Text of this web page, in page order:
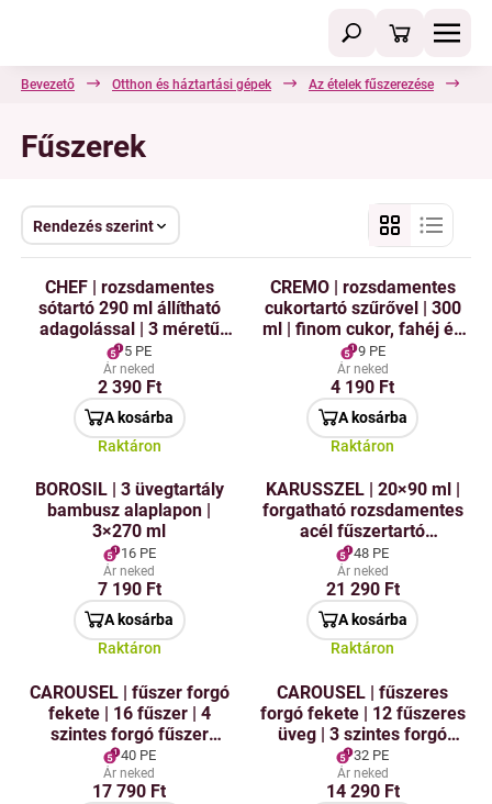
Bevezető Otthon és háztartási gépek Az ételek fűszerezése
Fűszerek
Rendezés szerint
CHEF | rozsdamentes
sótartó 290 ml állítható
adagolással | 3 méretű
nyílással
5 PE
Ár neked
2 390 Ft
A kosárba
Raktáron
CREMO | rozsdamentes
cukortartó szűrővel | 300
ml | finom cukor, fahéj és
kakaó szórásához
9 PE
Ár neked
4 190 Ft
A kosárba
Raktáron
BOROSIL | 3 üvegtartály
bambusz alaplapon |
3×270 ml
16 PE
Ár neked
7 190 Ft
A kosárba
Raktáron
KARUSSZEL | 20×90 ml |
forgatható rozsdamentes
acél fűszertartó
üvegedényekkel
48 PE
Ár neked
21 290 Ft
A kosárba
Raktáron
CAROUSEL | fűszer forgó
fekete | 16 fűszer | 4
szintes forgó fűszer
állvány 360°
40 PE
Ár neked
17 790 Ft
CAROUSEL | fűszeres
forgó fekete | 12 fűszeres
üveg | 3 szintes forgó
fűszerállvány 360°
32 PE
Ár neked
14 290 Ft